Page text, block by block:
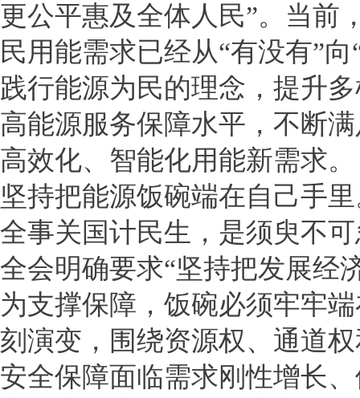
更公平惠及全体人民”。当前
民用能需求已经从“有没有”
践行能源为民的理念，提升
高能源服务保障水平，不断
高效化、智能化用能新需求。
坚持把能源饭碗端在自己手
全事关国计民生，是须臾不
全会明确要求“坚持把发展经
为支撑保障，饭碗必须牢牢
刻演变，围绕资源权、通道
安全保障面临需求刚性增长